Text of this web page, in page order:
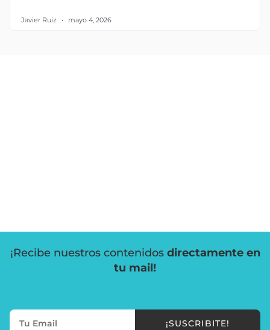
Javier Ruiz mayo 4, 2026
¡Recibe nuestros contenidos directamente en
tu mail!
¡SUSCRIBITE!